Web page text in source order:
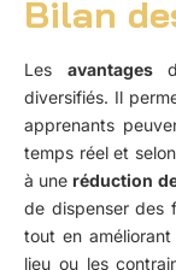
Bilan
Les avantages
diversifiés. Il
apprenants
temps réel et
à uneréduction
de dispenser des
tout en améliorant
lieu ou les